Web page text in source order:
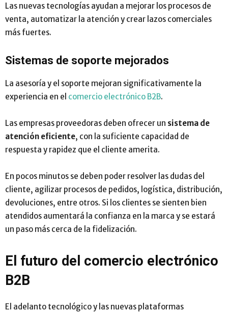
Las nuevas tecnologías ayudan a mejorar los procesos de
venta, automatizar la atención y crear lazos comerciales
más fuertes.
Sistemas de soporte mejorados
La asesoría y el soporte mejoran significativamente la
experiencia en el comercio electrónico B2B.
Las empresas proveedoras deben ofrecer un sistema de
atención eficiente, con la suficiente capacidad de
respuesta y rapidez que el cliente amerita.
En pocos minutos se deben poder resolver las dudas del
cliente, agilizar procesos de pedidos, logística, distribución,
devoluciones, entre otros. Si los clientes se sienten bien
atendidos aumentará la confianza en la marca y se estará
un paso más cerca de la fidelización.
El futuro del comercio electrónico
B2B
El adelanto tecnológico y las nuevas plataformas